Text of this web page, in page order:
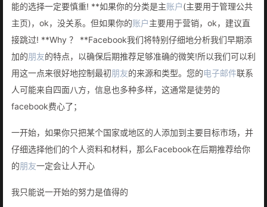
能的选择一定要慎重! **如果你的分类是主账户(主要用于管理公共
主页)，ok，没关系。但如果你的账户主要用于营销，ok，建议直
接跳过! **Why ？ **Facebook我们将特别仔细地分析我们早期添
加的朋友的特点，以确保后期推荐足够准确的微笑!所以我们可以利
用这一点来很好地控制最初朋友的来源和类型。您的电子邮件联系
人可能来自四面八方，信息也多种多样，这通常是徒劳的
facebook费心了；
一开始，如果你只把某个国家或地区的人添加到主要目标市场，并
仔细选择他们的个人资料和材料，那么Facebook在后期推荐给你
的朋友一定会让人开心
我只能说一开始的努力是值得的